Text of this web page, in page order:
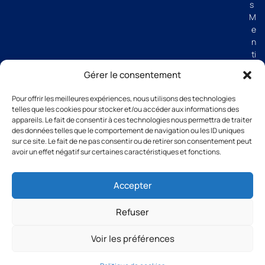
Gérer le consentement
Pour offrir les meilleures expériences, nous utilisons des technologies
telles que les cookies pour stocker et/ou accéder aux informations des
appareils. Le fait de consentir à ces technologies nous permettra de traiter
des données telles que le comportement de navigation ou les ID uniques
sur ce site. Le fait de ne pas consentir ou de retirer son consentement peut
avoir un effet négatif sur certaines caractéristiques et fonctions.
Accepter
Refuser
Voir les préférences
s
M
e
n
ti
g
e
G
All rights reserved Groupe Thibaut 2026